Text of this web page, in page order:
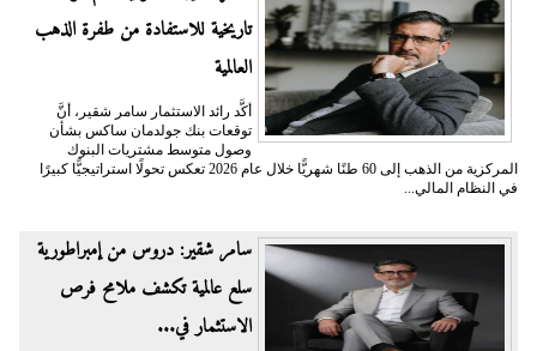
تاريخية للاستفادة من طفرة الذهب
العالمية
أكَّد رائد الاستثمار سامر شقير، أنَّ
توقعات بنك جولدمان ساكس بشأن
وصول متوسط مشتريات البنوك
المركزية من الذهب إلى 60 طنًا شهريًّا خلال عام 2026 تعكس تحولًا استراتيجيًّا كبيرًا
في النظام المالي...
سامر شقير: دروس من إمبراطورية
سلع عالمية تكشف ملامح فرص
الاستثمار في...